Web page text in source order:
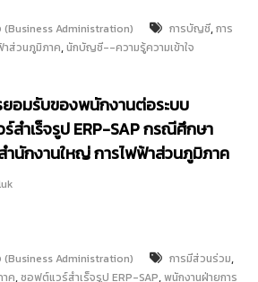
Administration) การบัญชี,การ
าส่วนภูมิภาค,นักบัญชี--ความรู้ความเข้าใจ
ยอมรับของพนักงานต่อระบบ
สำเร็จรูป ERP-SAP กรณีศึกษา
ำนักงานใหญ่ การไฟฟ้าส่วนภูมิภาค
Administration) การมีส่วนร่วม,
ค,ซอฟต์แวร์สำเร็จรูป ERP-SAP,พนักงานฝ่ายการ